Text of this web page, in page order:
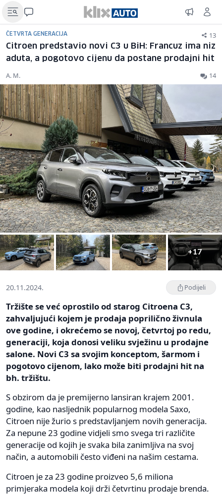
ČETVRTA GENERACIJA 13
Citroen predstavio novi C3 u BiH: Francuz ima niz
aduta, a pogotovo cijenu da postane prodajni hit
A. M. 14
+17
20.11.2024. Podijeli
Tržište se već oprostilo od starog Citroena C3,
zahvaljujući kojem je prodaja poprilično živnula
ove godine, i okrećemo se novoj, četvrtoj po redu,
generaciji, koja donosi veliku svježinu u prodajne
salone. Novi C3 sa svojim konceptom, šarmom i
pogotovo cijenom, lako može biti prodajni hit na
bh. tržištu.
S obzirom da je premijerno lansiran krajem 2001.
godine, kao nasljednik popularnog modela Saxo,
Citroen nije žurio s predstavljanjem novih generacija.
Za nepune 23 godine vidjeli smo svega tri različite
generacije od kojih je svaka bila zanimljiva na svoj
način, a automobili često viđeni na našim cestama.
Citroen je za 23 godine proizveo 5,6 miliona
primjeraka modela koji drži četvrtinu prodaje brenda.